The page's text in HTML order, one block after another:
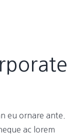
eu ornare ante.
ac lorem